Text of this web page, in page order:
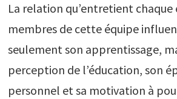
La relation qu’entretient chaque
membres de cette équipe
seulement son apprentissage,
perception de l’éducation, son
personnel et sa motivation à